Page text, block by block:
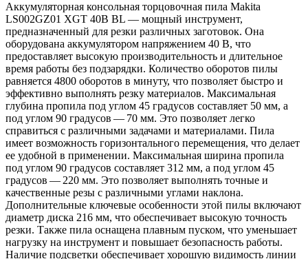
Аккумуляторная консольная торцовочная пила Makita
LS002GZ01 XGT 40В BL — мощный инструмент,
предназначенный для резки различных заготовок. Она
оборудована аккумулятором напряжением 40 В, что
предоставляет высокую производительность и длительное
время работы без подзарядки. Количество оборотов пилы
равняется 4800 оборотов в минуту, что позволяет быстро и
эффективно выполнять резку материалов. Максимальная
глубина пропила под углом 45 градусов составляет 50 мм, а
под углом 90 градусов — 70 мм. Это позволяет легко
справиться с различными задачами и материалами. Пила
имеет возможность горизонтального перемещения, что делает
ее удобной в применении. Максимальная ширина пропила
под углом 90 градусов составляет 312 мм, а под углом 45
градусов — 220 мм. Это позволяет выполнять точные и
качественные резы с различными углами наклона.
Дополнительные ключевые особенности этой пилы включают
диаметр диска 216 мм, что обеспечивает высокую точность
резки. Также пила оснащена плавным пуском, что уменьшает
нагрузку на инструмент и повышает безопасность работы.
Наличие подсветки обеспечивает хорошую видимость линии